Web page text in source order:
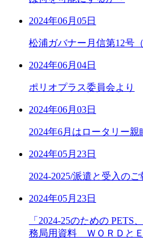
2024年06月05日
松浦ガバナー月信第12号（
2024年06月04日
ポリオプラス委員会より
2024年06月03日
2024年6月はロータリー親
2024年05月23日
2024-2025/派遣と受入のご
2024年05月23日
「2024-25のための
務局用資料 ＷＯＲＤと